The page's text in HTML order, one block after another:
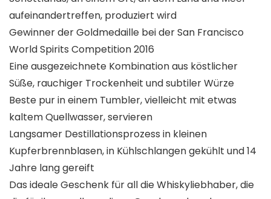
aufeinandertreffen, produziert wird
Gewinner der Goldmedaille bei der San Francisco
World Spirits Competition 2016
Eine ausgezeichnete Kombination aus köstlicher
Süße, rauchiger Trockenheit und subtiler Würze
Beste pur in einem Tumbler, vielleicht mit etwas
kaltem Quellwasser, servieren
Langsamer Destillationsprozess in kleinen
Kupferbrennblasen, in Kühlschlangen gekühlt und 14
Jahre lang gereift
Das ideale Geschenk für all die Whiskyliebhaber, die